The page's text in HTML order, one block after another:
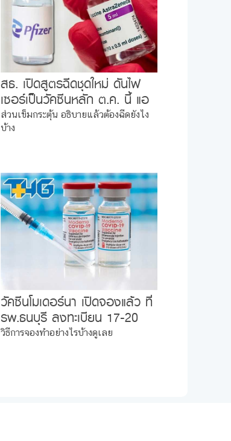
สธ. เปิดสูตรฉีดชุดใหม่ ดันไฟ
เซอร์เป็นวัคซีนหลัก ต.ค. นี้ แอ
สตร้าฯ ฉีดไขว้ไฟเซอร์
ส่วนเข็มกระตุ้น อธิบายแล้วต้องฉีดยังไง
บ้าง
วัคซีนโมเดอร์นา เปิดจองแล้ว ที่
รพ.ธนบุรี ลงทะเบียน 17-20
ส.ค. ฉีดต้นปี 2565
วิธีการจองทำอย่างไรบ้างดูเลย